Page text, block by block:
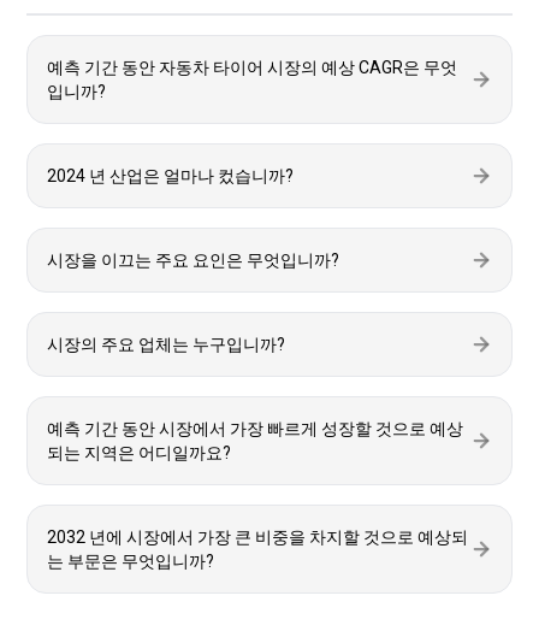
예측 기간 동안 자동차 타이어 시장의 예상 CAGR은 무엇
입니까?
2024 년 산업은 얼마나 컸습니까?
시장을 이끄는 주요 요인은 무엇입니까?
시장의 주요 업체는 누구입니까?
예측 기간 동안 시장에서 가장 빠르게 성장할 것으로 예상
되는 지역은 어디일까요?
2032 년에 시장에서 가장 큰 비중을 차지할 것으로 예상되
는 부문은 무엇입니까?